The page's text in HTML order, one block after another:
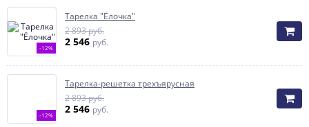
-12%
Тарелка "Ёлочка"
2 893 руб.
2 546 руб.
-12%
Тарелка-решетка трехъярусная
2 893 руб.
2 546 руб.